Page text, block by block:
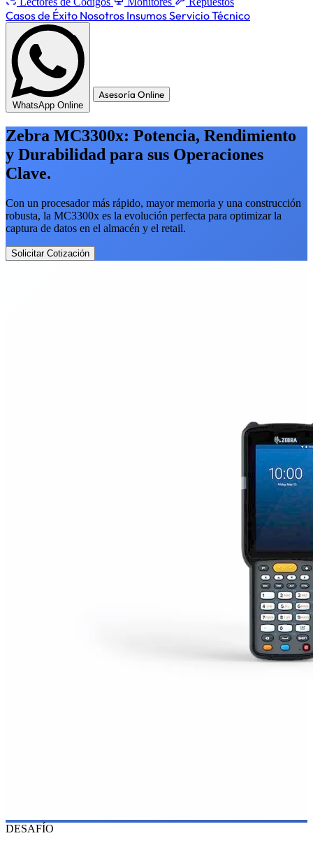
Casos de Éxito Nosotros InsumosServicio Técnico
WhatsApp Online
Asesoría Online
Zebra MC3300x: Potencia, Rendimiento
y Durabilidad para sus Operaciones
Clave.
Con un procesador más rápido, mayor memoria y una construcción
robusta, la MC3300x es la evolución perfecta para optimizar la
captura de datos en el almacén y el retail.
Solicitar Cotización
DESAFÍO